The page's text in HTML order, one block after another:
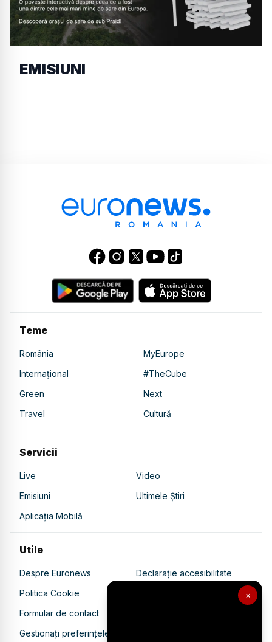
×
EMISIUNI
Teme
România
MyEurope
Internațional
#TheCube
Green
Next
Travel
Cultură
Servicii
Live
Video
Emisiuni
Ultimele Știri
Aplicația Mobilă
Utile
Despre Euronews
Declarație accesibilitate
Politica Cookie
Politica de confidențialitate
Formular de contact
Gestionați preferințele